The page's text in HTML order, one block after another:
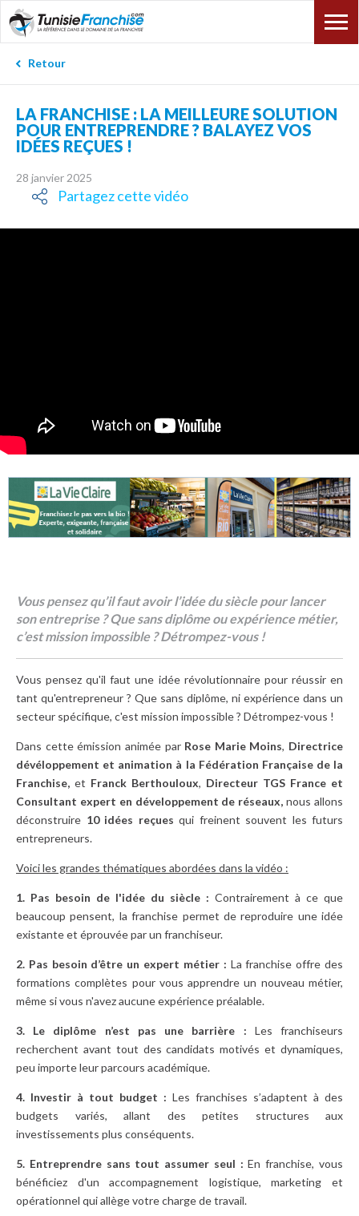
Retour
LA FRANCHISE : LA MEILLEURE SOLUTION
POUR ENTREPRENDRE ? BALAYEZ VOS
IDÉES REÇUES !
28 janvier 2025
Partagez cette vidéo
Vous pensez qu’il faut avoir l’idée du siècle pour lancer
son entreprise ? Que sans diplôme ou expérience métier,
c’est mission impossible ? Détrompez-vous !
Vous pensez qu'il faut une idée révolutionnaire pour réussir en
tant qu'entrepreneur ? Que sans diplôme, ni expérience dans un
secteur spécifique, c'est mission impossible ? Détrompez-vous !
Dans cette émission animée par Rose Marie Moins, Directrice
dévéloppement et animation à la Fédération Française de la
Franchise, et Franck Berthouloux, Directeur TGS France et
Consultant expert en développement de réseaux, nous allons
déconstruire 10 idées reçues qui freinent souvent les futurs
entrepreneurs.
Voici les grandes thématiques abordées dans la vidéo :
1. Pas besoin de l'idée du siècle : Contrairement à ce que
beaucoup pensent, la franchise permet de reproduire une idée
existante et éprouvée par un franchiseur.
2. Pas besoin d’être un expert métier : La franchise offre des
formations complètes pour vous apprendre un nouveau métier,
même si vous n'avez aucune expérience préalable.
3. Le diplôme n’est pas une barrière : Les franchiseurs
recherchent avant tout des candidats motivés et dynamiques,
peu importe leur parcours académique.
4. Investir à tout budget : Les franchises s’adaptent à des
budgets variés, allant des petites structures aux
investissements plus conséquents.
5. Entreprendre sans tout assumer seul : En franchise, vous
bénéficiez d'un accompagnement logistique, marketing et
opérationnel qui allège votre charge de travail.